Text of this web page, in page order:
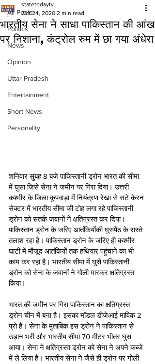
All Posts
Politics
News
Opinion
Uttar Pradesh
Entertainment
Short News
Personality
भारतीय सेना ने साधा पाकिस्तान की आंख
पर निशाना, कंट्रोल रुम में छा गया अंधेरा
statetodaytv
Oct 24, 2020 2 min read
शनिवार सुबह 8 बजे पाकिस्तानी ड्रोन भारत की सीमा
में घुसा जिसे सेना ने जमीन पर गिरा दिया। उत्तरी
कश्मीर के जिला कुपवाड़ा में नियंत्रण रेखा से सटे केरन
सेक्टर में भारतीय सीमा की टोह लगा रहे पाकिस्तानी
ड्रोन को सतर्क जवानों ने क्षतिग्रस्त कर दिया।
पाकिस्तान ड्रोन के जरिए आतंकियोंकी घुसपैठ के रास्ते
तलाश रहा है। पाकिस्तान ड्रोन के जरिए ही कश्मीर
घाटी में मौजूद आतंकियों तक हथियार पहुंचाने का भी
काम कर रहा है। भारतीय सीमा में घुसे पाकिस्तानी
ड्रोन को सेना के जवानों ने गोली मारकर क्षतिग्रस्त
किया।
भारत की जमीन पर गिरा पाकिस्तान का क्षतिग्रस्त
ड्रोन चीन में बना है। इसका मॉडल डीजेआई माविक 2
प्रो है। सेना के मुताबिक इस ड्रोन ने पाकिस्तान से
उड़ान भरी और भारतीय सीमा 70 मीटर भीतर घुस
आया। सेना ने क्षतिग्रस्त ड्रोन को सेना ने अपने कब्जे
में ले लिया है। भारतीय सेना ने जैसे ही ड्रोन पर गोली